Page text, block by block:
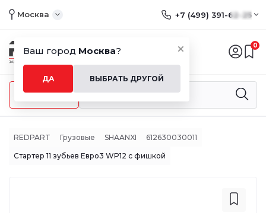
Ваш город Москва?
ДА ВЫБРАТЬ ДРУГОЙ
Москва +7 (499) 391-62-25
0
Меню
REDPART Грузовые SHAANXI 612630030011
Стартер 11 зубьев Евро3 WP12 с фишкой